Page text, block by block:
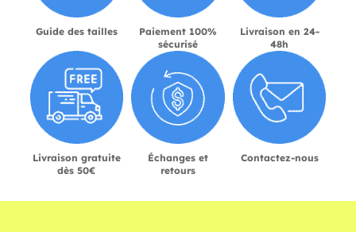
Guide des tailles
Paiement 100%
sécurisé
Livraison en 24-
48h
Livraison gratuite
dès 50€
Échanges et
retours
Contactez-nous